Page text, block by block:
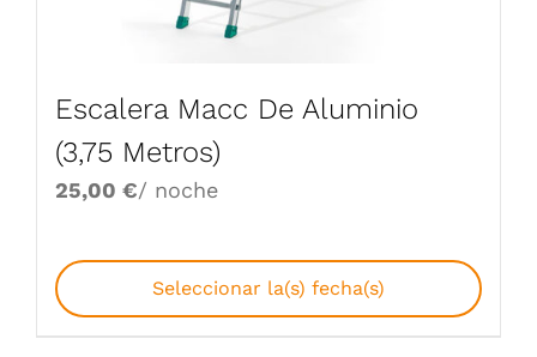
Escalera Macc De Aluminio
(3,75 Metros)
25,00 €/ noche
Seleccionar la(s) fecha(s)